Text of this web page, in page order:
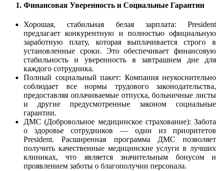
1. Финансовая Уверенность и Социальные Гарантии
Хорошая, стабильная белая зарплата: President
предлагает конкурентную и полностью официальную
заработную плату, которая выплачивается строго в
установленные сроки. Это обеспечивает финансовую
стабильность и уверенность в завтрашнем дне для
каждого сотрудника.
Полный социальный пакет: Компания неукоснительно
соблюдает все нормы трудового законодательства,
предоставляя оплачиваемые отпуска, больничные листы
и другие предусмотренные законом социальные
гарантии.
ДМС (Добровольное медицинское страхование): Забота
о здоровье сотрудников — один из приоритетов
President. Расширенная программа ДМС позволяет
получить качественные медицинские услуги в лучших
клиниках, что является значительным бонусом и
проявлением заботы о благополучии персонала.